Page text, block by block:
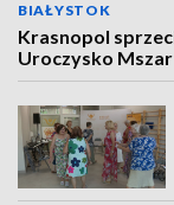
BIAŁYSTOK
Krasnopol
Uroczysko